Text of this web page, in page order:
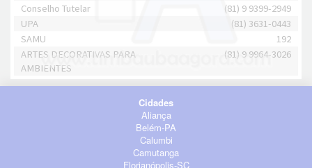
Conselho Tutelar
(81) 9 9399-2949
UPA
(81) 3631-0443
SAMU
192
ARTES DECORATIVAS PARA
AMBIENTES
(81) 9 9964-3026
Cidades
Aliança
Belém-PA
Calumbi
Camutanga
Florianópolis-SC